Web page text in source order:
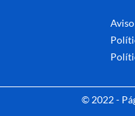
© 2022 -